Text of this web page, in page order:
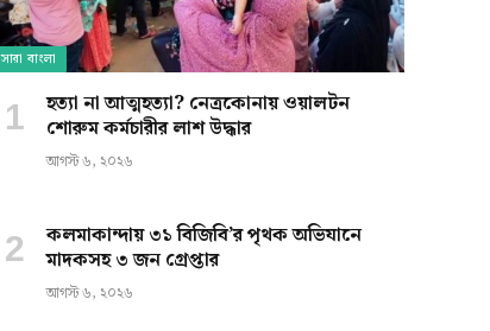
সারা বাংলা
হত্যা না আত্মহত্যা? নেত্রকোনায় ওয়ালটন
শোরুম কর্মচারীর লাশ উদ্ধার
আগস্ট ৬, ২০২৬
কলমাকান্দায় ৩১ বিজিবি’র পৃথক অভিযানে
মাদকসহ ৩ জন গ্রেপ্তার
আগস্ট ৬, ২০২৬